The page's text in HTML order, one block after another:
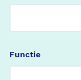
Functie